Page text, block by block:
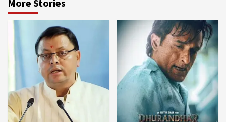
More Stories